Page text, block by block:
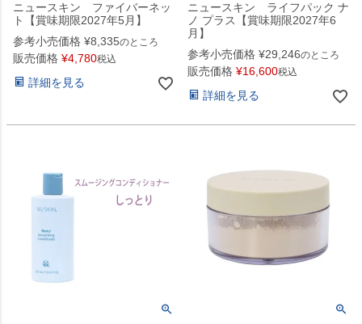
ニュースキン ファイバーネッ
ト【賞味期限2027年5月】
参考小売価格 ¥8,335のところ
販売価格 ¥4,780税込
詳細を見る
ニュースキン ライフパック ナ
ノ プラス【賞味期限2027年6
月】
参考小売価格 ¥29,246のところ
販売価格 ¥16,600税込
詳細を見る